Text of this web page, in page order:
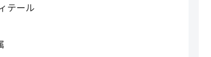
テール